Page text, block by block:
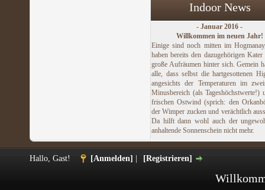
Indoor News
- Januar 2016 -
Willkommen im neuen Jahr!
Einige sind noch mitten im
haben bereits den dazugehörigen Kater
große Aufräumen hinter sich. Gemein
alle, dass selbst die hartgesottenen
angesichts der Temperaturen im
Minusbereich (als Tageshöchstwerte!)
frischen Ostwind (sprich: den
der Wimper zucken und verächtlich
Da hilft dann wohl auch der
anhaltende Sonnenschein nicht mehr.
Hallo, Gast! [Anmelden] [Registrieren]